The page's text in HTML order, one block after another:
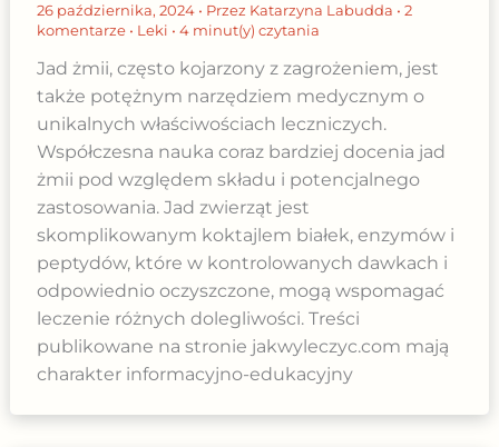
26 października, 2024 • Przez Katarzyna Labudda • 2
komentarze • Leki • 4 minut(y) czytania
Jad żmii, często kojarzony z zagrożeniem, jest
także potężnym narzędziem medycznym o
unikalnych właściwościach leczniczych.
Współczesna nauka coraz bardziej docenia jad
żmii pod względem składu i potencjalnego
zastosowania. Jad zwierząt jest
skomplikowanym koktajlem białek, enzymów i
peptydów, które w kontrolowanych dawkach i
odpowiednio oczyszczone, mogą wspomagać
leczenie różnych dolegliwości. Treści
publikowane na stronie jakwyleczyc.com mają
charakter informacyjno-edukacyjny